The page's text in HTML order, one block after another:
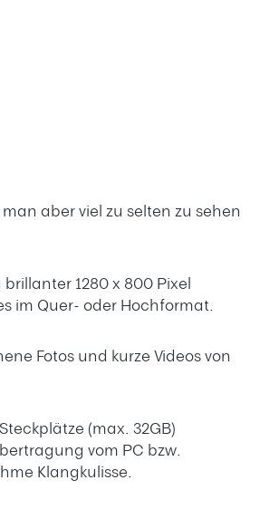
aber viel zu selten zu sehen
1280 x 800 Pixel
im Quer- oder Hochformat.
Fotos und kurze Videos von
(max. 32GB)
vom PC bzw.
Klangkulisse.